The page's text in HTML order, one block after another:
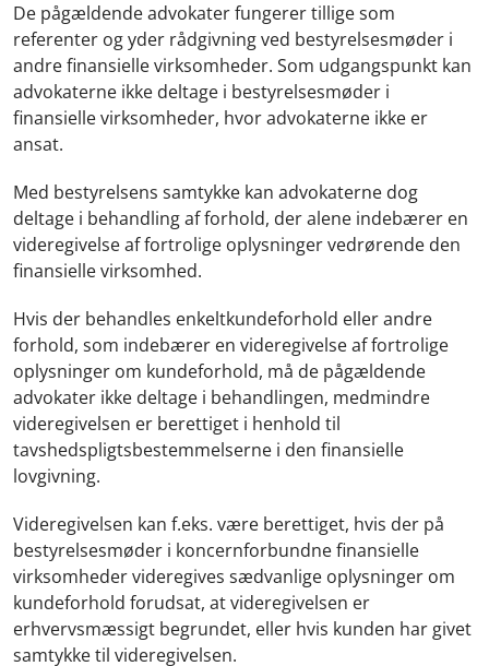
De pågældende advokater fungerer tillige som
referenter og yder rådgivning ved bestyrelsesmøder i
andre finansielle virksomheder. Som udgangspunkt kan
advokaterne ikke deltage i bestyrelsesmøder i
finansielle virksomheder, hvor advokaterne ikke er
ansat.
Med bestyrelsens samtykke kan advokaterne dog
deltage i behandling af forhold, der alene indebærer en
videregivelse af fortrolige oplysninger vedrørende den
finansielle virksomhed.
Hvis der behandles enkeltkundeforhold eller andre
forhold, som indebærer en videregivelse af fortrolige
oplysninger om kundeforhold, må de pågældende
advokater ikke deltage i behandlingen, medmindre
videregivelsen er berettiget i henhold til
tavshedspligtsbestemmelserne i den finansielle
lovgivning.
Videregivelsen kan f.eks. være berettiget, hvis der på
bestyrelsesmøder i koncernforbundne finansielle
virksomheder videregives sædvanlige oplysninger om
kundeforhold forudsat, at videregivelsen er
erhvervsmæssigt begrundet, eller hvis kunden har givet
samtykke til videregivelsen.